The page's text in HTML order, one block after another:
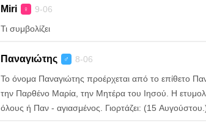
Miri ♀ 9-06
Τι συμβολίζει
Παναγιώτης ♂ 8-06
Το όνομα Παναγιώτης προέρχεται από το επίθετο
την Παρθένο Μαρία, την Μητέρα του Ιησού. Η
όλους ή Παν - αγιασμένος. Γιορτάζει: (15